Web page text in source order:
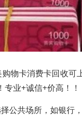
物卡消费卡回收可
专业+诚信+价高！！
公共场所，如银行